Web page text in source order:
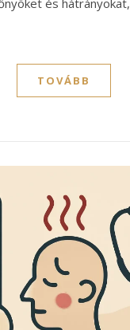
TOVÁBB